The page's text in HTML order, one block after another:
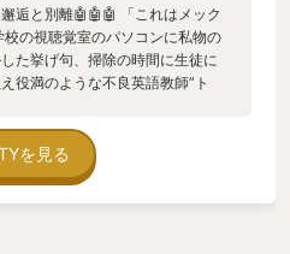
逅と別離🤖🤖🤖 「これはメック
の視聴覚室のパソコンに私物の
た挙げ句、掃除の時間に生徒に
役満のような不良英語教師”ト
画面にかぶりついた。 数日後、
ゲーム「メックウォーリア2:傭
をマシンガンのように私に浴び
を見る